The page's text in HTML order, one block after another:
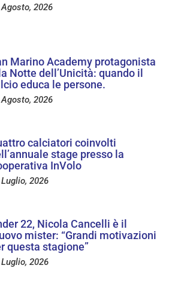
2026
Marino Academy protagonista
Notte dell’Unicità: quando il
educa le persone.
2026
calciatori coinvolti
stage presso la
InVolo
2026
22, Nicola Cancelli è il
mister: “Grandi motivazioni
questa stagione”
2026